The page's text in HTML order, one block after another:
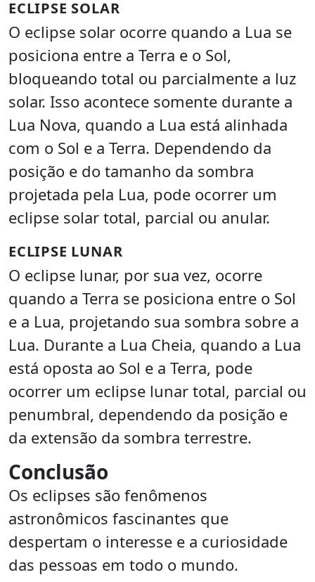
ECLIPSE SOLAR
O eclipse solar ocorre quando a Lua se
posiciona entre a Terra e o Sol,
bloqueando total ou parcialmente a luz
solar. Isso acontece somente durante a
Lua Nova, quando a Lua está alinhada
com o Sol e a Terra. Dependendo da
posição e do tamanho da sombra
projetada pela Lua, pode ocorrer um
eclipse solar total, parcial ou anular.
ECLIPSE LUNAR
O eclipse lunar, por sua vez, ocorre
quando a Terra se posiciona entre o Sol
e a Lua, projetando sua sombra sobre a
Lua. Durante a Lua Cheia, quando a Lua
está oposta ao Sol e a Terra, pode
ocorrer um eclipse lunar total, parcial ou
penumbral, dependendo da posição e
da extensão da sombra terrestre.
Conclusão
Os eclipses são fenômenos
astronômicos fascinantes que
despertam o interesse e a curiosidade
das pessoas em todo o mundo.